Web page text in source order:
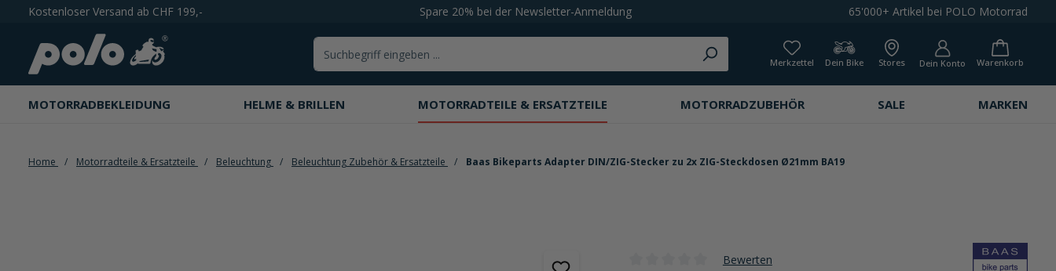
Zur Hauptnavigation springen
Kostenloser Versand ab CHF 199,- Spare 20% bei der Newsletter-Anmeldung 65'000+ Artikel bei POLO Motorrad
Merkzettel Dein Bike Stores Dein Konto Warenkorb
MOTORRADBEKLEIDUNG HELME & BRILLEN MOTORRADTEILE & ERSATZTEILE MOTORRADZUBEHÖR SALE MARKEN
Home Motorradteile & Ersatzteile Beleuchtung Beleuchtung Zubehör & Ersatzteile Baas Bikeparts Adapter DIN/ZIG-Stecker zu 2x ZIG-Steckdosen Ø21mm BA19
Bewerten